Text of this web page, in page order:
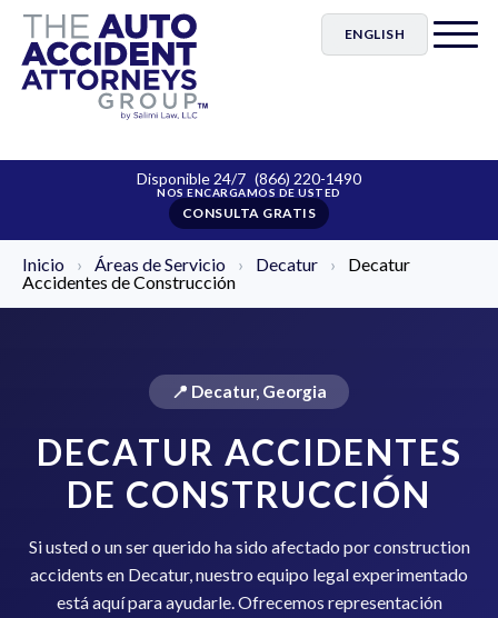
ENGLISH
Disponible 24/7 (866) 220-1490
CONSULTA GRATIS
Inicio › Áreas de Servicio › Decatur ›
Decatur
Accidentes de Construcción
📍 Decatur, Georgia
DECATUR ACCIDENTES
DE CONSTRUCCIÓN
Si usted o un ser querido ha sido afectado por construction
accidents en Decatur, nuestro equipo legal experimentado
está aquí para ayudarle. Ofrecemos representación